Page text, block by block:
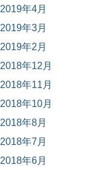
2019年4月
2019年3月
2019年2月
2018年12月
2018年11月
2018年10月
2018年8月
2018年7月
2018年6月